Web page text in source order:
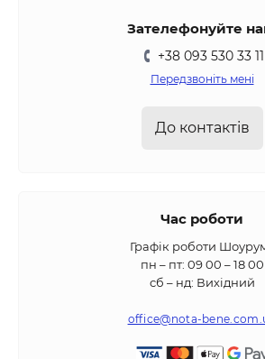
Зателефонуйте
+38 093 530 33 11
Передзвоніть мені
До контактів
Час роботи
Графік роботи
пн – пт: 09 00 – 18 00
сб – нд: Вихідний
office@nota-